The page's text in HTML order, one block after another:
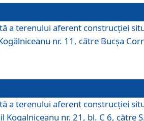
a terenului aferent construcţiei
nr. 11, către Bucşa
a terenului aferent construcţiei
Kogalniceanu nr. 21, bl. C 6, către